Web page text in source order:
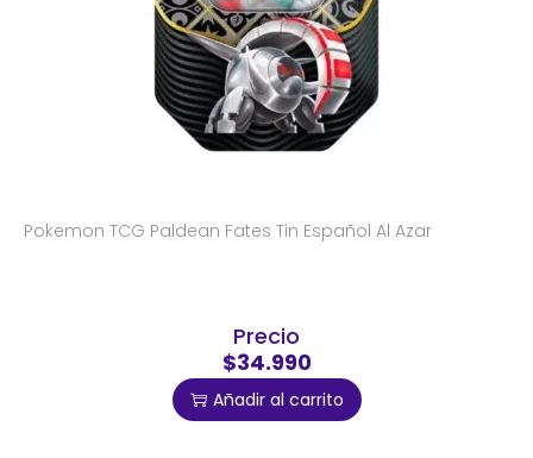
Pokemon TCG Paldean Fates Tin Español Al Azar
Precio
$34.990
Añadir al carrito